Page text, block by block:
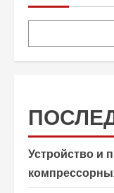
Устройство и